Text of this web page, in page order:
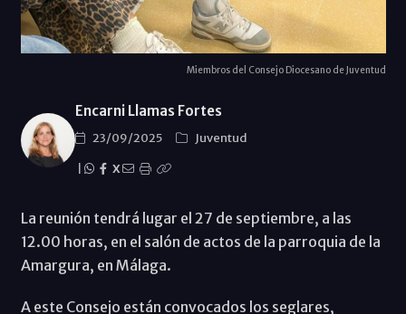
Miembros del Consejo Diocesano de Juventud
Encarni Llamas Fortes
23/09/2025
Juventud
X
La reunión tendrá lugar el 27 de septiembre, a las
12.00 horas, en el salón de actos de la parroquia de la
Amargura, en Málaga.
A este Consejo están convocados los seglares,